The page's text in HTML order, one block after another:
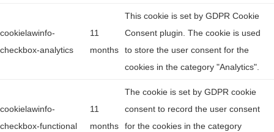
cookielawinfo-
checkbox-analytics
11
months
This cookie is set by GDPR Cookie
Consent plugin. The cookie is used
to store the user consent for the
cookies in the category "Analytics".
cookielawinfo-
checkbox-functional
11
months
The cookie is set by GDPR cookie
consent to record the user consent
for the cookies in the category